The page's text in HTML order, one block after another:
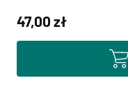
47,00 zł